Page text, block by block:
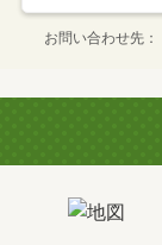
お問い合わせ先